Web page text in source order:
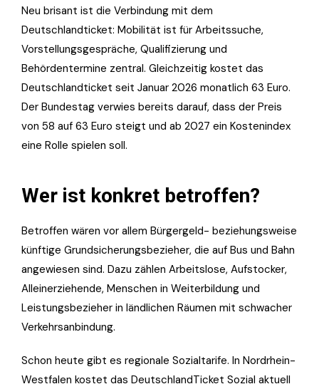
Neu brisant ist die Verbindung mit dem
Deutschlandticket: Mobilität ist für Arbeitssuche,
Vorstellungsgespräche, Qualifizierung und
Behördentermine zentral. Gleichzeitig kostet das
Deutschlandticket seit Januar 2026 monatlich 63 Euro.
Der Bundestag verwies bereits darauf, dass der Preis
von 58 auf 63 Euro steigt und ab 2027 ein Kostenindex
eine Rolle spielen soll.
Wer ist konkret betroffen?
Betroffen wären vor allem Bürgergeld- beziehungsweise
künftige Grundsicherungsbezieher, die auf Bus und Bahn
angewiesen sind. Dazu zählen Arbeitslose, Aufstocker,
Alleinerziehende, Menschen in Weiterbildung und
Leistungsbezieher in ländlichen Räumen mit schwacher
Verkehrsanbindung.
Schon heute gibt es regionale Sozialtarife. In Nordrhein-
Westfalen kostet das DeutschlandTicket Sozial aktuell